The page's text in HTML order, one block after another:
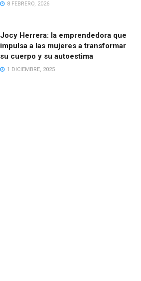
8 FEBRERO, 2026
Jocy Herrera: la emprendedora que
impulsa a las mujeres a transformar
su cuerpo y su autoestima
1 DICIEMBRE, 2025